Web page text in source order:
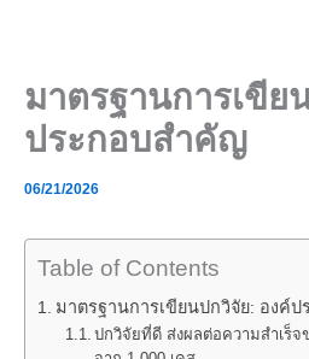
มาตรฐานการเขีย
ประกอบสำคัญ
06/21/2026
Table of Contents
มาตรฐานการเขียนปกวิจัย: องค์
ปกวิจัยที่ดี ส่งผลต่อความสำเร็